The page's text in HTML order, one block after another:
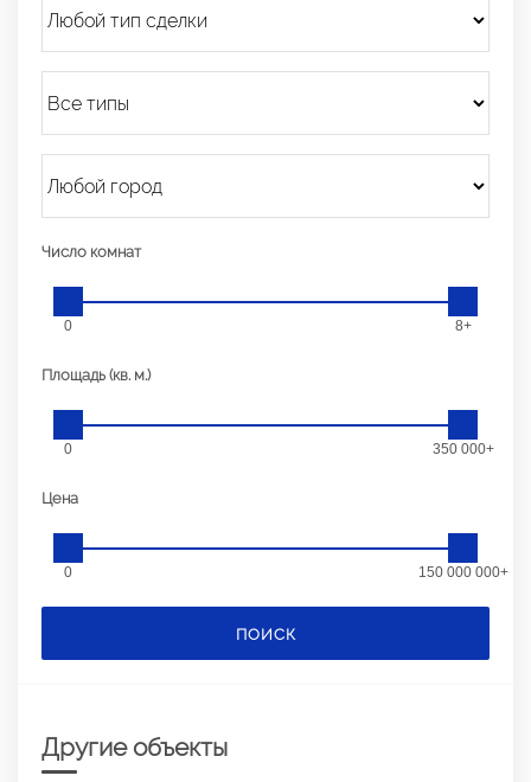
Число комнат
0 8+
Площадь (кв. м.)
0 350 000+
Цена
0 150 000 000+
ПОИСК
Другие объекты